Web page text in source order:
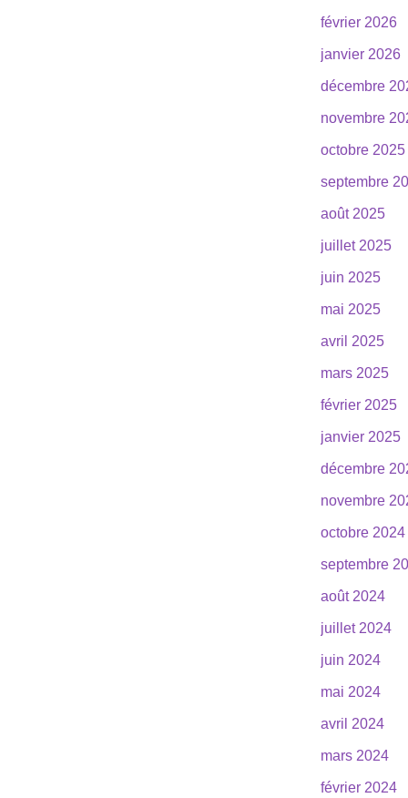
février 2026
janvier 2026
décembre
novembre
octobre 2025
septembre
août 2025
juillet 2025
juin 2025
mai 2025
avril 2025
mars 2025
février 2025
janvier 2025
décembre
novembre
octobre 2024
septembre
août 2024
juillet 2024
juin 2024
mai 2024
avril 2024
mars 2024
février 2024